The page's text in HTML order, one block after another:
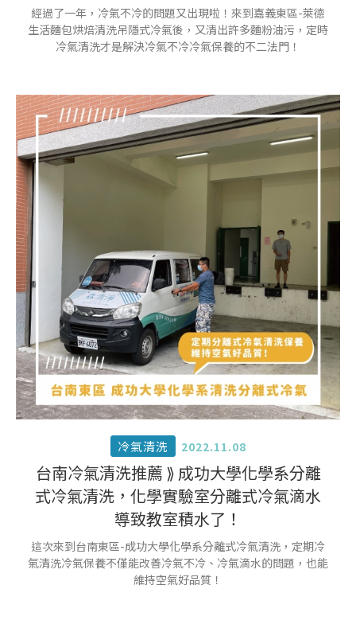
經過了一年，冷氣不冷的問題又出現啦！來到嘉義東區-萊德
生活麵包烘焙清洗吊隱式冷氣後，又清出許多麵粉油污，定時
冷氣清洗才是解決冷氣不冷冷氣保養的不二法門！
冷氣清洗 2022.11.08
台南冷氣清洗推薦 ⟫ 成功大學化學系分離
式冷氣清洗，化學實驗室分離式冷氣滴水
導致教室積水了！
這次來到台南東區-成功大學化學系分離式冷氣清洗，定期冷
氣清洗冷氣保養不僅能改善冷氣不冷、冷氣滴水的問題，也能
維持空氣好品質！